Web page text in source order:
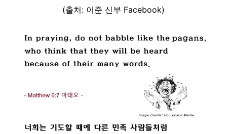
(출처: 이준 신부 Facebook)